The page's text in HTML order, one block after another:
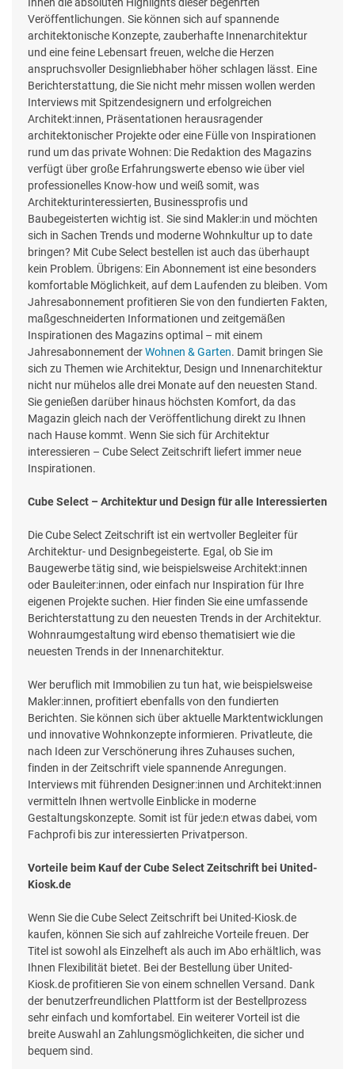
Veröffentlichungen. Sie können sich auf spannende
architektonische Konzepte, zauberhafte Innenarchitektur
und eine feine Lebensart freuen, welche die Herzen
anspruchsvoller Designliebhaber höher schlagen lässt. Eine
Berichterstattung, die Sie nicht mehr missen wollen werden
Interviews mit Spitzendesignern und erfolgreichen
Architekt:innen, Präsentationen herausragender
architektonischer Projekte oder eine Fülle von Inspirationen
rund um das private Wohnen: Die Redaktion des Magazins
verfügt über große Erfahrungswerte ebenso wie über viel
professionelles Know-how und weiß somit, was
Architekturinteressierten, Businessprofis und
Baubegeisterten wichtig ist. Sie sind Makler:in und möchten
sich in Sachen Trends und moderne Wohnkultur up to date
bringen? Mit Cube Select bestellen ist auch das überhaupt
kein Problem. Übrigens: Ein Abonnement ist eine besonders
komfortable Möglichkeit, auf dem Laufenden zu bleiben. Vom
Jahresabonnement profitieren Sie von den fundierten Fakten,
maßgeschneiderten Informationen und zeitgemäßen
Inspirationen des Magazins optimal – mit einem
Jahresabonnement derWohnen & Garten. Damit bringen Sie
sich zu Themen wie Architektur, Design und Innenarchitektur
nicht nur mühelos alle drei Monate auf den neuesten Stand.
Sie genießen darüber hinaus höchsten Komfort, da das
Magazin gleich nach der Veröffentlichung direkt zu Ihnen
nach Hause kommt. Wenn Sie sich für Architektur
interessieren – Cube Select Zeitschrift liefert immer neue
Inspirationen.
Cube Select – Architektur und Design für alle Interessierten
Die Cube Select Zeitschrift ist ein wertvoller Begleiter für
Architektur- und Designbegeisterte. Egal, ob Sie im
Baugewerbe tätig sind, wie beispielsweise Architekt:innen
oder Bauleiter:innen, oder einfach nur Inspiration für Ihre
eigenen Projekte suchen. Hier finden Sie eine umfassende
Berichterstattung zu den neuesten Trends in der Architektur.
Wohnraumgestaltung wird ebenso thematisiert wie die
neuesten Trends in der Innenarchitektur.
Wer beruflich mit Immobilien zu tun hat, wie beispielsweise
Makler:innen, profitiert ebenfalls von den fundierten
Berichten. Sie können sich über aktuelle Marktentwicklungen
und innovative Wohnkonzepte informieren. Privatleute, die
nach Ideen zur Verschönerung ihres Zuhauses suchen,
finden in der Zeitschrift viele spannende Anregungen.
Interviews mit führenden Designer:innen und Architekt:innen
vermitteln Ihnen wertvolle Einblicke in moderne
Gestaltungskonzepte. Somit ist für jede:n etwas dabei, vom
Fachprofi bis zur interessierten Privatperson.
Vorteile beim Kauf der Cube Select Zeitschrift bei United-
Kiosk.de
Wenn Sie die Cube Select Zeitschrift bei United-Kiosk.de
kaufen, können Sie sich auf zahlreiche Vorteile freuen. Der
Titel ist sowohl als Einzelheft als auch im Abo erhältlich, was
Ihnen Flexibilität bietet. Bei der Bestellung über United-
Kiosk.de profitieren Sie von einem schnellen Versand. Dank
der benutzerfreundlichen Plattform ist der Bestellprozess
sehr einfach und komfortabel. Ein weiterer Vorteil ist die
breite Auswahl an Zahlungsmöglichkeiten, die sicher und
bequem sind.